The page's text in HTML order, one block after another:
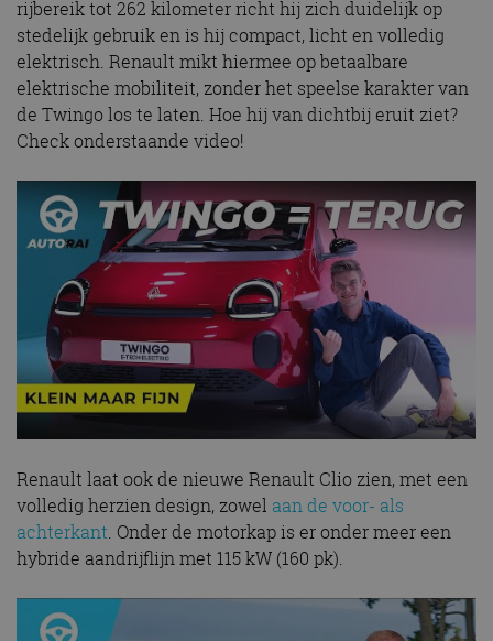
rijbereik tot 262 kilometer richt hij zich duidelijk op
stedelijk gebruik en is hij compact, licht en volledig
elektrisch. Renault mikt hiermee op betaalbare
elektrische mobiliteit, zonder het speelse karakter van
de Twingo los te laten. Hoe hij van dichtbij eruit ziet?
Check onderstaande video!
Renault laat ook de nieuwe Renault Clio zien, met een
volledig herzien design, zowel aan de voor- als
achterkant. Onder de motorkap is er onder meer een
hybride aandrijflijn met 115 kW (160 pk).